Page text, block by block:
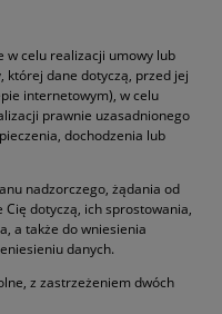
w celu realizacji umowy lub
której dane dotyczą, przed jej
internetowym), w celu
prawnie uzasadnionego
dochodzenia lub
nadzorczego, żądania od
dotyczą, ich sprostowania,
a także do wniesienia
danych.
z zastrzeżeniem dwóch